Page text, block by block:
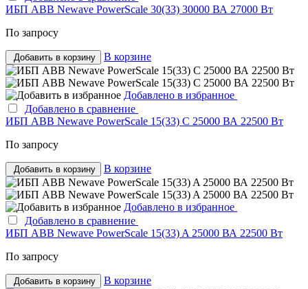
ИБП ABB Newave PowerScale 30(33) 30000 ВА 27000 Вт
По запросу
Добавить в корзину В корзине
Добавлено в избранное
Добавлено в сравнение
ИБП ABB Newave PowerScale 15(33) C 25000 ВА 22500 Вт
По запросу
Добавить в корзину В корзине
Добавлено в избранное
Добавлено в сравнение
ИБП ABB Newave PowerScale 15(33) A 25000 ВА 22500 Вт
По запросу
Добавить в корзину В корзине